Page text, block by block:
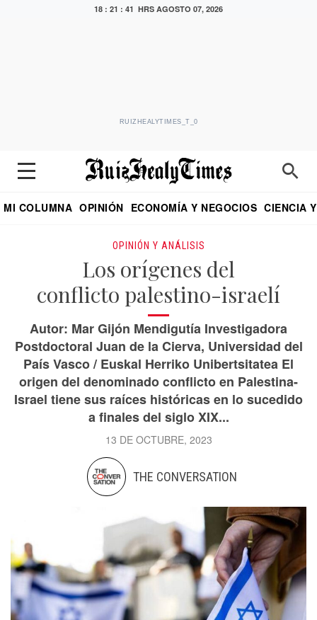
18 : 21 : 42 HRS AGOSTO 07, 2026
RUIZHEALYTIMES_T_0
MI COLUMNA OPINIÓN ECONOMÍA Y NEGOCIOS CIENCIA
OPINIÓN Y ANÁLISIS
Los orígenes del
conflicto palestino-israelí
Autor: Mar Gijón Mendigutía Investigadora
Postdoctoral Juan de la Cierva, Universidad del
País Vasco / Euskal Herriko Unibertsitatea El
origen del denominado conflicto en Palestina-
Israel tiene sus raíces históricas en lo sucedido
a finales del siglo XIX...
13 DE OCTUBRE, 2023
THE CONVERSATION